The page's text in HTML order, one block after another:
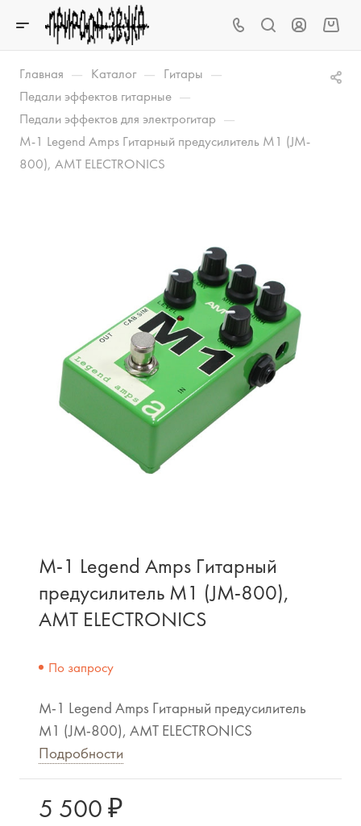
Главная — Каталог — Гитары —
Педали эффектов гитарные —
Педали эффектов для электрогитар —
M-1 Legend Amps Гитарный предусилитель M1 (JM-
800), AMT ELECTRONICS
M-1 Legend Amps Гитарный
предусилитель M1 (JM-800),
AMT ELECTRONICS
По запросу
M-1 Legend Amps Гитарный предусилитель
M1 (JM-800), AMT ELECTRONICS
Подробности
5 500 ₽